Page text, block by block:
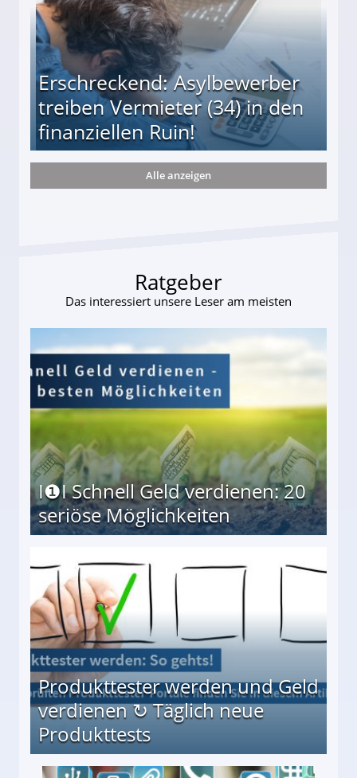
Erschreckend: Asylbewerber
treiben Vermieter (34) in den
finanziellen Ruin!
(34) in den finanziellen Ruin!
Alle anzeigen
Ratgeber
Das interessiert unsere Leser am meisten
I❶I Schnell Geld verdienen: 20
seriöse Möglichkeiten
Produkttester werden und Geld
verdienen ↻ Täglich neue
Produkttests
↻ Täglich neue Produkttests